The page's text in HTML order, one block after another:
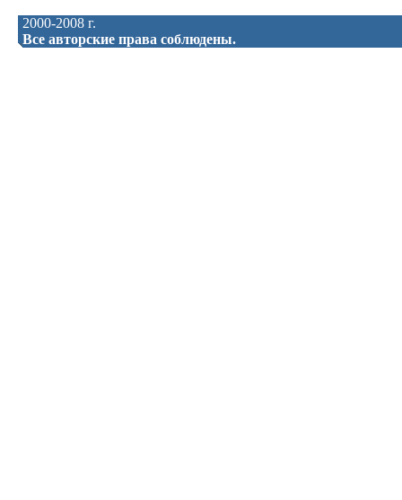
2000-2008 г.
Все авторские права соблюдены.